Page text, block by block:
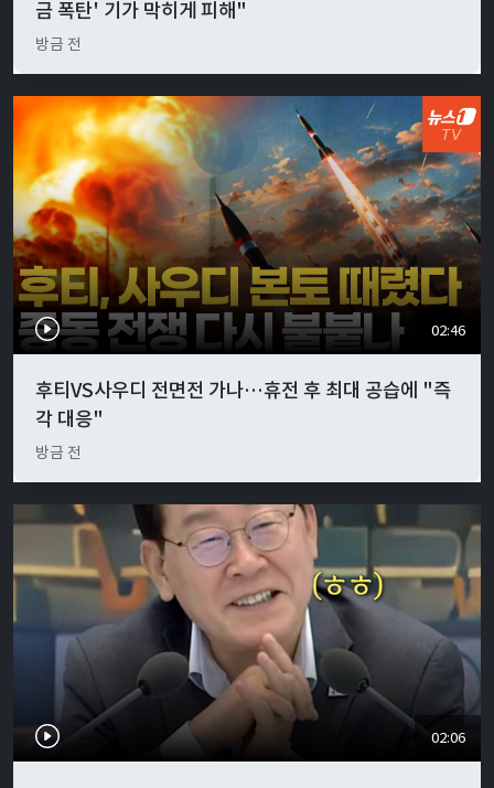
금 폭탄' 기가 막히게 피해"
방금 전
02:46
후티VS사우디 전면전 가나…휴전 후 최대 공습에 "즉
각 대응"
방금 전
02:06